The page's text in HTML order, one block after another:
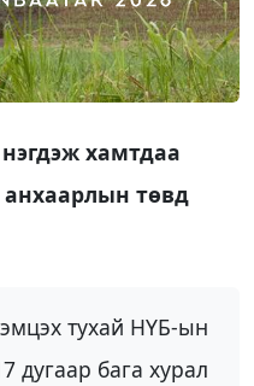
хамтдаа
анхаарлын төвд
тухай НҮБ-ын
дугаар бага хурал